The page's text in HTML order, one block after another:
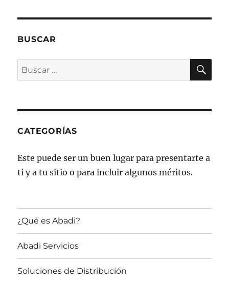
BUSCAR
Buscar
por:
CATEGORÍAS
Este puede ser un buen lugar para presentarte a
ti y a tu sitio o para incluir algunos méritos.
¿Qué es Abadi?
Abadi Servicios
Soluciones de Distribución